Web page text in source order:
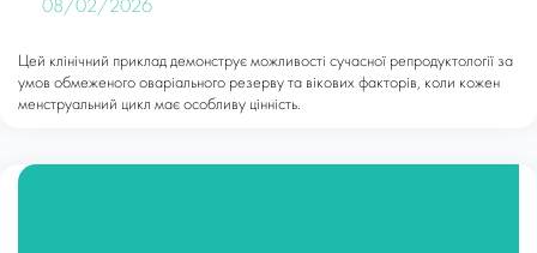
08/02/2026
Цей клінічний приклад демонструє можливості сучасної репродуктології за
умов обмеженого оваріального резерву та вікових факторів, коли кожен
менструальний цикл має особливу цінність.